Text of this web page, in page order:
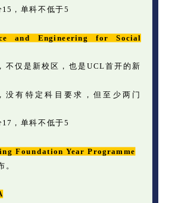
，单科不低于5
and Engineering for Social
不仅是新校区，也是UCL首开的新
没有特定科目要求，但至少两门
，单科不低于5
Foundation Year Programme
。